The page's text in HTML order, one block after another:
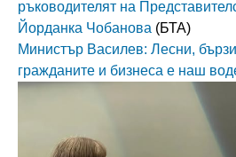
ръководителят на
Йорданка Чобанова (БТА)
Министър Василев: Лесни,
гражданите и бизнеса е наш